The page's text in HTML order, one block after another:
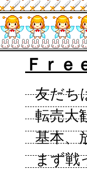
Ｆｒ
友だち
転売大
基本、
まず戦